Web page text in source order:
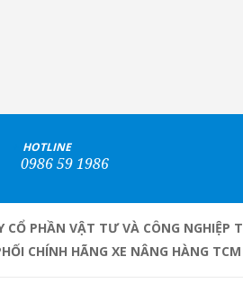
HOTLINE
0986 59 1986
CỔ PHẦN VẬT TƯ VÀ CÔNG NGHIỆP
CHÍNH HÃNG XE NÂNG HÀNG